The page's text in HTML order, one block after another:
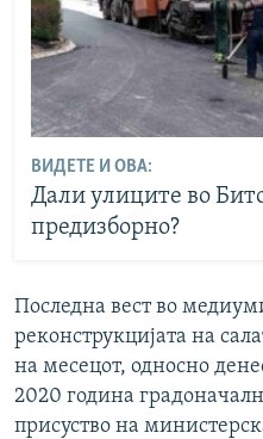
ВИДЕТЕ И ОВА:
Дали улиците во
предизборно?
Последна вест во
реконструкцијата на
на месецот, односно
2020 година
присуство на